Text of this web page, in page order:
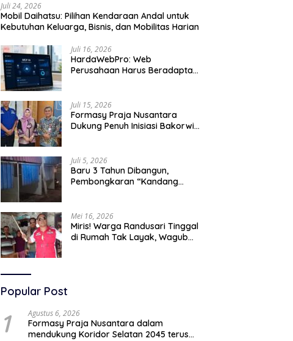
Juli 24, 2026
Mobil Daihatsu: Pilihan Kendaraan Andal untuk
Kebutuhan Keluarga, Bisnis, dan Mobilitas Harian
Juli 16, 2026
HardaWebPro: Web
Perusahaan Harus Beradaptasi
Operasional
Juli 15, 2026
Formasy Praja Nusantara
Dukung Penuh Inisiasi Bakorwil
Juli 5, 2026
Baru 3 Tahun Dibangun,
Pembongkaran “Kandang
Mei 16, 2026
Miris! Warga Randusari Tinggal
di Rumah Tak Layak, Wagub
Popular Post
1 Agustus 6, 2026
Formasy Praja Nusantara dalam
mendukung Koridor Selatan 2045 terus